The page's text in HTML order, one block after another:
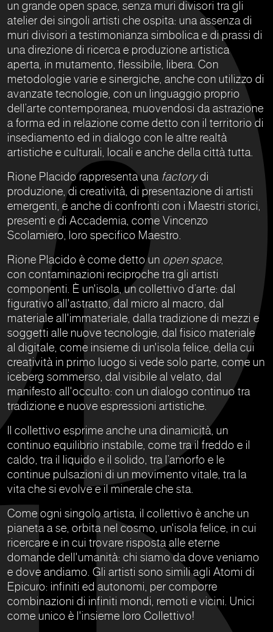
un grande open space, senza muri divisori tra gli
atelier dei singoli artisti che ospita: una assenza di
muri divisori a testimonianza simbolica e di prassi di
una direzione di ricerca e produzione artistica
aperta, in mutamento, flessibile, libera. Con
metodologie varie e sinergiche, anche con utilizzo di
avanzate tecnologie, con un linguaggio proprio
dell’arte contemporanea, muovendosi da astrazione
a forma ed in relazione come detto con il territorio di
insediamento ed in dialogo con le altre realtà
artistiche e culturali, locali e anche della città tutta.
Rione Placido rappresenta una factorydi
produzione, di creatività, di presentazione di artisti
emergenti, e anche di confronti con i Maestri storici,
presenti e di Accademia, come Vincenzo
Scolamiero, loro specifico Maestro.
Rione Placido è come detto un open space,
con contaminazioni reciproche tra gli artisti
componenti. È un'isola, un collettivo d’arte: dal
figurativo all'astratto, dal micro al macro, dal
materiale all'immateriale, dalla tradizione di mezzi e
soggetti alle nuove tecnologie, dal fisico materiale
al digitale, come insieme di un'isola felice, della cui
creatività in primo luogo si vede solo parte, come un
iceberg sommerso, dal visibile al velato, dal
manifesto all'occulto: con un dialogo continuo tra
tradizione e nuove espressioni artistiche.
Il collettivo esprime anche una dinamicità, un
continuo equilibrio instabile, come tra il freddo e il
caldo, tra il liquido e il solido, tra l’amorfo e le
continue pulsazioni di un movimento vitale, tra la
vita che si evolve e il minerale che sta.
Come ogni singolo artista, il collettivo è anche un
pianeta a se, orbita nel cosmo, un'isola felice, in cui
ricercare e in cui trovare risposta alle eterne
domande dell'umanità: chi siamo da dove veniamo
e dove andiamo. Gli artisti sono simili agli Atomi di
Epicuro: infiniti ed autonomi, per comporre
combinazioni di infiniti mondi, remoti e vicini. Unici
come unico è l'insieme loro Collettivo!